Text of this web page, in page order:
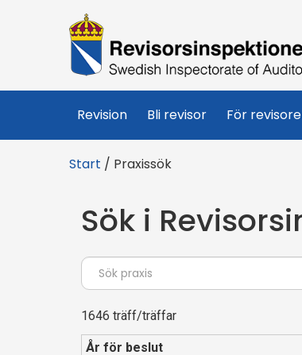
R
e
v
i
o
s
Revision Bli revisor För
Start / Praxissök
Sök i
1646 träff/träffar
År för beslut